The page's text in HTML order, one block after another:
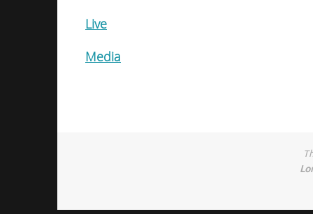
Live
Media